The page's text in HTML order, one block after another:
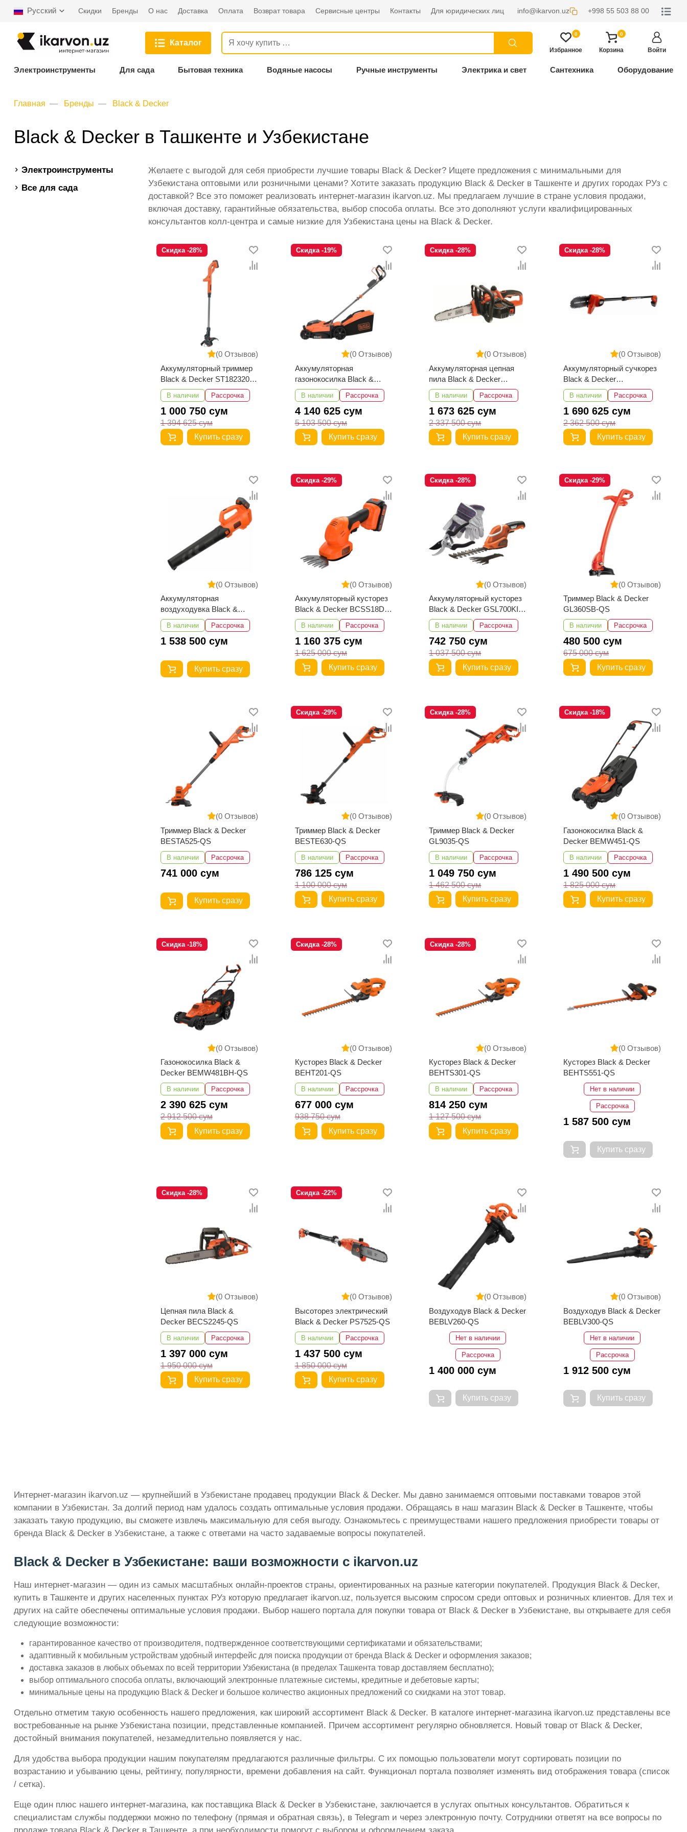
Русский Скидки Бренды О нас Доставка Оплата Возврат товара Сервисные центры Контакты Для юридических лиц info@ikarvon.uz +998 55 503 88 00
Каталог
0
Избранное
0
Корзина Войти
Электроинструменты Для сада Бытовая техника Водяные насосы Ручные инструменты Электрика и свет Сантехника Оборудование
Главная Бренды Black & Decker
Black & Decker в Ташкенте и Узбекистане
Электроинструменты
Все для сада
Желаете с выгодой для себя приобрести лучшие товары Black & Decker? Ищете предложения с минимальными для
Узбекистана оптовыми или розничными ценами? Хотите заказать продукцию Black & Decker в Ташкенте и других городах РУз с
доставкой? Все это поможет реализовать интернет-магазин ikarvon.uz. Мы предлагаем лучшие в стране условия продажи,
включая доставку, гарантийные обязательства, выбор способа оплаты. Все это дополняют услуги квалифицированных
консультантов колл-центра и самые низкие для Узбекистана цены на Black & Decker.
(0 Отзывов)
Скидка -28%
Аккумуляторный триммер
Black & Decker ST182320-
QW
В наличии Рассрочка
1 000 750 сум
1 394 625 сум
Купить сразу
(0 Отзывов)
Скидка -19%
Аккумуляторная
газонокосилка Black &
Decker BCMW3318L2-QW
В наличии Рассрочка
4 140 625 сум
5 103 500 сум
Купить сразу
(0 Отзывов)
Скидка -28%
Аккумуляторная цепная
пила Black & Decker
GKC1825L20-QW
В наличии Рассрочка
1 673 625 сум
2 337 500 сум
Купить сразу
(0 Отзывов)
Скидка -28%
Аккумуляторный сучкорез
Black & Decker
GPC1820L20-QW
В наличии Рассрочка
1 690 625 сум
2 362 500 сум
Купить сразу
(0 Отзывов)
Аккумуляторная
воздуходувка Black &
Decker BCBL200L-QW
В наличии Рассрочка
1 538 500 сум
Купить сразу
(0 Отзывов)
Скидка -29%
Аккумуляторный кусторез
Black & Decker BCSS18D1-
QW
В наличии Рассрочка
1 160 375 сум
1 625 000 сум
Купить сразу
(0 Отзывов)
Скидка -28%
Аккумуляторный кусторез
Black & Decker GSL700KIT-
QW
В наличии Рассрочка
742 750 сум
1 037 500 сум
Купить сразу
(0 Отзывов)
Скидка -29%
Триммер Black & Decker
GL360SB-QS
В наличии Рассрочка
480 500 сум
675 000 сум
Купить сразу
(0 Отзывов)
Триммер Black & Decker
BESTA525-QS
В наличии Рассрочка
741 000 сум
Купить сразу
(0 Отзывов)
Скидка -29%
Триммер Black & Decker
BESTE630-QS
В наличии Рассрочка
786 125 сум
1 100 000 сум
Купить сразу
(0 Отзывов)
Скидка -28%
Триммер Black & Decker
GL9035-QS
В наличии Рассрочка
1 049 750 сум
1 462 500 сум
Купить сразу
(0 Отзывов)
Скидка -18%
Газонокосилка Black &
Decker BEMW451-QS
В наличии Рассрочка
1 490 500 сум
1 825 000 сум
Купить сразу
(0 Отзывов)
Скидка -18%
Газонокосилка Black &
Decker BEMW481BH-QS
В наличии Рассрочка
2 390 625 сум
2 912 500 сум
Купить сразу
(0 Отзывов)
Скидка -28%
Кусторез Black & Decker
BEHT201-QS
В наличии Рассрочка
677 000 сум
938 750 сум
Купить сразу
(0 Отзывов)
Скидка -28%
Кусторез Black & Decker
BEHTS301-QS
В наличии Рассрочка
814 250 сум
1 127 500 сум
Купить сразу
(0 Отзывов)
Кусторез Black & Decker
BEHTS551-QS
Нет в наличии
Рассрочка
1 587 500 сум
Купить сразу
(0 Отзывов)
Скидка -28%
Цепная пила Black &
Decker BECS2245-QS
В наличии Рассрочка
1 397 000 сум
1 950 000 сум
Купить сразу
(0 Отзывов)
Скидка -22%
Высоторез электрический
Black & Decker PS7525-QS
В наличии Рассрочка
1 437 500 сум
1 850 000 сум
Купить сразу
(0 Отзывов)
Воздуходув Black & Decker
BEBLV260-QS
Нет в наличии
Рассрочка
1 400 000 сум
Купить сразу
(0 Отзывов)
Воздуходув Black & Decker
BEBLV300-QS
Нет в наличии
Рассрочка
1 912 500 сум
Купить сразу
Интернет-магазин ikarvon.uz — крупнейший в Узбекистане продавец продукции Black & Decker. Мы давно занимаемся оптовыми поставками товаров этой
компании в Узбекистан. За долгий период нам удалось создать оптимальные условия продажи. Обращаясь в наш магазин Black & Decker в Ташкенте, чтобы
заказать такую продукцию, вы сможете извлечь максимальную для себя выгоду. Ознакомьтесь с преимуществами нашего предложения приобрести товары от
бренда Black & Decker в Узбекистане, а также с ответами на часто задаваемые вопросы покупателей.
Black & Decker в Узбекистане: ваши возможности с ikarvon.uz
Наш интернет-магазин — один из самых масштабных онлайн-проектов страны, ориентированных на разные категории покупателей. Продукция Black & Decker,
купить в Ташкенте и других населенных пунктах РУз которую предлагает ikarvon.uz, пользуется высоким спросом среди оптовых и розничных клиентов. Для тех и
других на сайте обеспечены оптимальные условия продажи. Выбор нашего портала для покупки товара от Black & Decker в Узбекистане, вы открываете для себя
следующие возможности:
гарантированное качество от производителя, подтвержденное соответствующими сертификатами и обязательствами;
адаптивный к мобильным устройствам удобный интерфейс для поиска продукции от бренда Black & Decker и оформления заказов;
доставка заказов в любых объемах по всей территории Узбекистана (в пределах Ташкента товар доставляем бесплатно);
выбор оптимального способа оплаты, включающий электронные платежные системы, кредитные и дебетовые карты;
минимальные цены на продукцию Black & Decker и большое количество акционных предложений со скидками на этот товар.
Отдельно отметим такую особенность нашего предложения, как широкий ассортимент Black & Decker. В каталоге интернет-магазина ikarvon.uz представлены все
востребованные на рынке Узбекистана позиции, представленные компанией. Причем ассортимент регулярно обновляется. Новый товар от Black & Decker,
достойный внимания покупателей, незамедлительно появляется у нас.
Для удобства выбора продукции нашим покупателям предлагаются различные фильтры. С их помощью пользователи могут сортировать позиции по
возрастанию и убыванию цены, рейтингу, популярности, времени добавления на сайт. Функционал портала позволяет изменять вид отображения товара (список
/ сетка).
Еще один плюс нашего интернет-магазина, как поставщика Black & Decker в Узбекистане, заключается в услугах опытных консультантов. Обратиться к
специалистам службы поддержки можно по телефону (прямая и обратная связь), в Telegram и через электронную почту. Сотрудники ответят на все вопросы по
продаже товара Black & Decker в Ташкенте, а при необходимости помогут с выбором и оформлением заказа.